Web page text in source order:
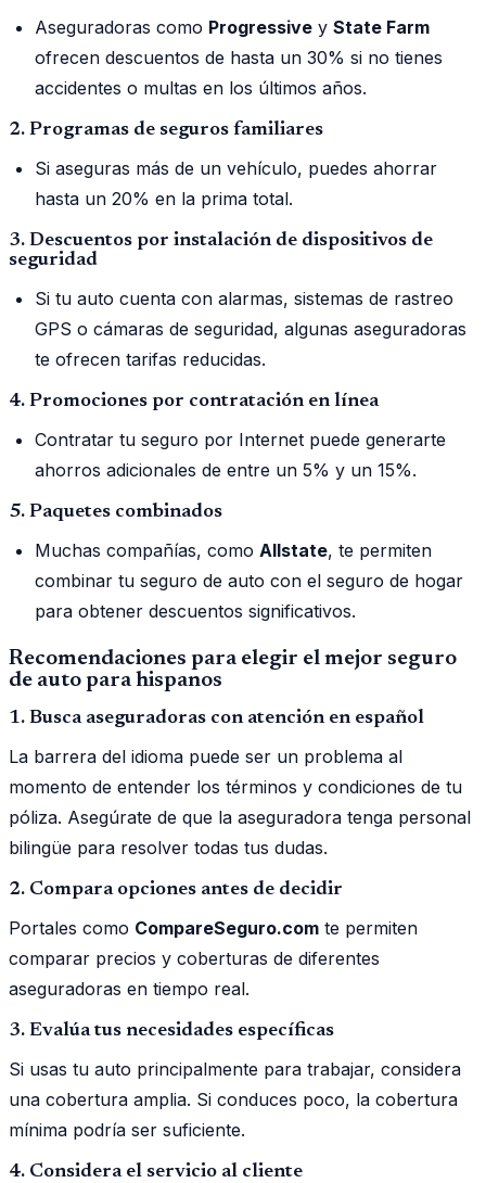
Aseguradoras como Progressive y State Farm
ofrecen descuentos de hasta un 30% si no tienes
accidentes o multas en los últimos años.
2. Programas de seguros familiares
Si aseguras más de un vehículo, puedes ahorrar
hasta un 20% en la prima total.
3. Descuentos por instalación de dispositivos de
seguridad
Si tu auto cuenta con alarmas, sistemas de rastreo
GPS o cámaras de seguridad, algunas aseguradoras
te ofrecen tarifas reducidas.
4. Promociones por contratación en línea
Contratar tu seguro por Internet puede generarte
ahorros adicionales de entre un 5% y un 15%.
5. Paquetes combinados
Muchas compañías, como Allstate, te permiten
combinar tu seguro de auto con el seguro de hogar
para obtener descuentos significativos.
Recomendaciones para elegir el mejor seguro
de auto para hispanos
1. Busca aseguradoras con atención en español
La barrera del idioma puede ser un problema al
momento de entender los términos y condiciones de tu
póliza. Asegúrate de que la aseguradora tenga personal
bilingüe para resolver todas tus dudas.
2. Compara opciones antes de decidir
Portales como CompareSeguro.com te permiten
comparar precios y coberturas de diferentes
aseguradoras en tiempo real.
3. Evalúa tus necesidades específicas
Si usas tu auto principalmente para trabajar, considera
una cobertura amplia. Si conduces poco, la cobertura
mínima podría ser suficiente.
4. Considera el servicio al cliente